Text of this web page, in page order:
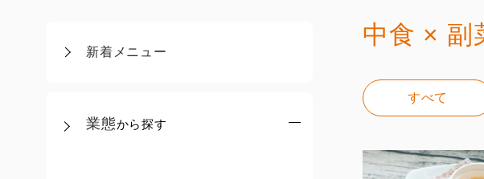
新着メニュー
業態から探す
中食 × 副
すべて